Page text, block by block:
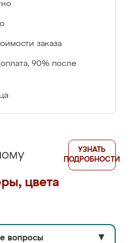
заказа
90% после
цвета
УЗНАТЬ
ПОДРОБНОСТИ
вопросы ▼